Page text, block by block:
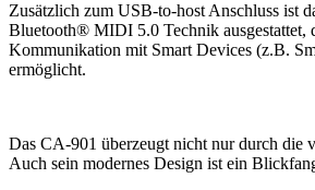
Zusätzlich zum USB-to-host Anschluss ist
Bluetooth® MIDI 5.0 Technik ausgestattet,
Kommunikation mit Smart Devices (z.B.
ermöglicht.
Das CA-901 überzeugt nicht nur durch die
Auch sein modernes Design ist ein